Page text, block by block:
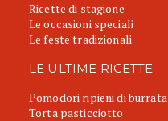
Ricette di stagione
Le occasioni speciali
Le feste tradizionali
LE ULTIME RICETTE
Pomodori ripieni di burrata
Torta pasticciotto